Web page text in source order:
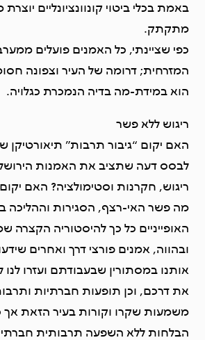
באמת בכלי ביטוי קונוונציונליים
מתקתק.
כפי שציינתי, כל האמנים פועלים
המזרחית; דרומה של העיר וצפונה
הוא במידת-מה בדיה הנמכרת כגלויה.
ריגוש ללא פשר
האם יקום “גיבור תרבות” תיאורטיקן
לבסס דעה שתציב את האמנות
ריגוש, חקרנות וסטימולציה? האם
מה פשר האי-רצף, הסגירות וההליכה
האופייניים כל כך להיסטוריה הקצרה
ובהווה, אמנים פורצי דרך ואחרים
אותנו במסתורין שבעבודתם ועזרו
את דרכם, וכן תופעות חברתיות
משמעות שקרו וקורות בעיר הזאת אך
הבלחות ללא השפעה תרבותית